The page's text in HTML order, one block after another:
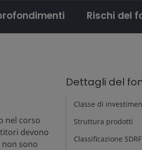
Rischi del
nel corso
devono
sono
Dettagli del
Classe di
Struttura prodotti
Classificazione SDRF